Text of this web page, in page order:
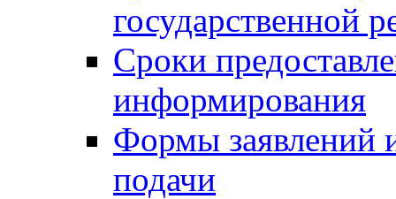
государственной
Сроки
информирования
Формы заявлений
подачи